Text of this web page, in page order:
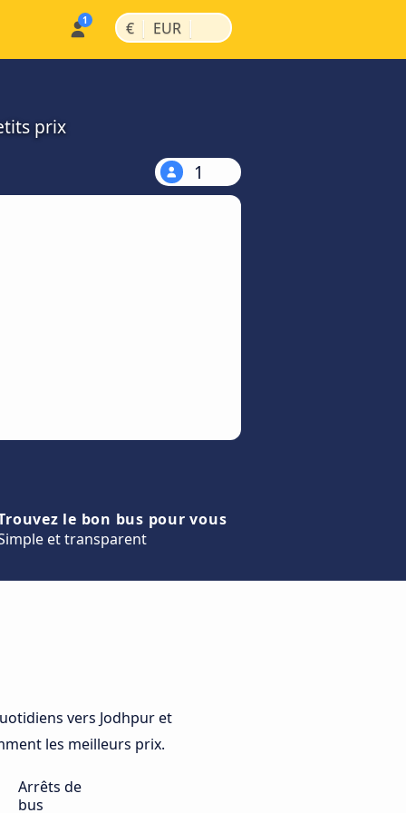
€ | EUR |
prix
1
le bon bus pour vous
et transparent
vers Jodhpur et
les meilleurs prix.
Arrêts de
bus